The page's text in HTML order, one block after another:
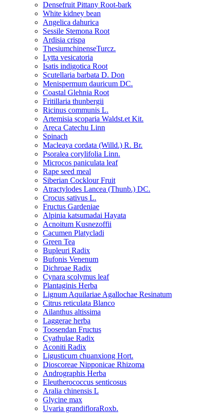
Densefruit Pittany Root-bark
White kidney bean
Angelica dahurica
Sessile Stemona Root
Ardisia crispa
ThesiumchinenseTurcz.
Lytta vesicatoria
Isatis indigotica Root
Scutellaria barbata D. Don
Menispermum dauricum DC.
Coastal Glehnia Root
Fritillaria thunbergii
Ricinus communis L.
Artemisia scoparia Waldst.et Kit.
Areca Catechu Linn
Spinach
Macleaya cordata (Willd.) R. Br.
Psoralea corylifolia Linn.
Microcos paniculata leaf
Rape seed meal
Siberian Cocklour Fruit
Atractylodes Lancea (Thunb.) DC.
Crocus sativus L.
Fructus Gardeniae
Alpinia katsumadai Hayata
Acnoitum Kusnezoffii
Cacumen Platycladi
Green Tea
Bupleuri Radix
Bufonis Venenum
Dichroae Radix
Cynara scolymus leaf
Plantaginis Herba
Lignum Aquilariae Agallochae Resinatum
Citrus reticulata Blanco
Ailanthus altissima
Laggerae herba
Toosendan Fructus
Cyathulae Radix
Aconiti Radix
Ligusticum chuanxiong Hort.
Dioscoreae Nipponicae Rhizoma
Andrographis Herba
Eleutherococcus senticosus
Aralia chinensis L
Glycine max
Uvaria grandifloraRoxb.